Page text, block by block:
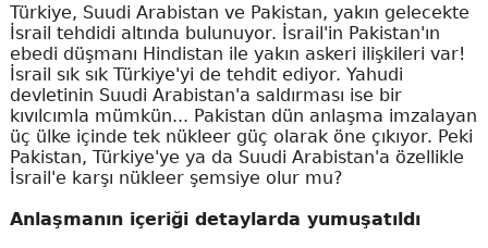
Türkiye, Suudi Arabistan ve Pakistan, yakın gelecekte
İsrail tehdidi altında bulunuyor. İsrail'in Pakistan'ın
ebedi düşmanı Hindistan ile yakın askeri ilişkileri var!
İsrail sık sık Türkiye'yi de tehdit ediyor. Yahudi
devletinin Suudi Arabistan'a saldırması ise bir
kıvılcımla mümkün... Pakistan dün anlaşma imzalayan
üç ülke içinde tek nükleer güç olarak öne çıkıyor. Peki
Pakistan, Türkiye'ye ya da Suudi Arabistan'a özellikle
İsrail'e karşı nükleer şemsiye olur mu?
Anlaşmanın içeriği detaylarda yumuşatıldı